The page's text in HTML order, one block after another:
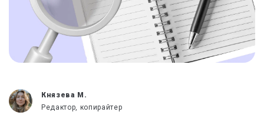
Князева М.
Редактор, копирайтер